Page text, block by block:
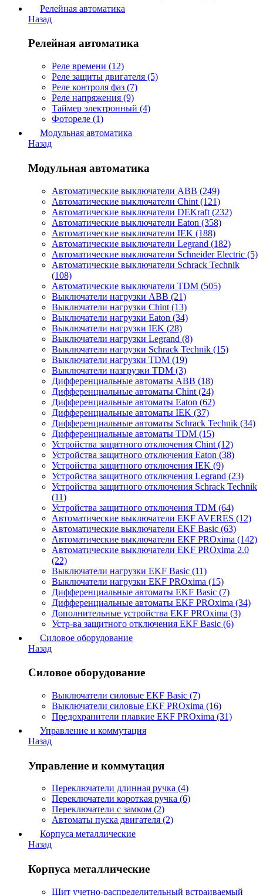
Релейная автоматика
Назад
Релейная автоматика
Реле времени (12)
Реле защиты двигателя (5)
Реле контроля фаз (7)
Реле напряжения (9)
Таймер электронный (4)
Фотореле (1)
Модульная автоматика
Назад
Модульная автоматика
Автоматические выключатели ABB (249)
Автоматические выключатели Chint (121)
Автоматические выключатели DEKraft (232)
Автоматические выключатели Eaton (358)
Автоматические выключатели IEK (188)
Автоматические выключатели Legrand (182)
Автоматические выключатели Schneider Electric (5)
Автоматические выключатели Schrack Technik
(108)
Автоматические выключатели TDM (505)
Выключатели нагрузки ABB (21)
Выключатели нагрузки Chint (13)
Выключатели нагрузки Eaton (34)
Выключатели нагрузки IEK (28)
Выключатели нагрузки Legrand (8)
Выключатели нагрузки Schrack Technik (15)
Выключатели нагрузки TDM (19)
Выключатели назгрузки TDM (3)
Дифференциальные автоматы ABB (18)
Дифференциальные автоматы Chint (24)
Дифференциальные автоматы Eaton (62)
Дифференциальные автоматы IEK (37)
Дифференциальные автоматы Schrack Technik (34)
Дифференциальные автоматы TDM (15)
Устройства защитного отключения Chint (12)
Устройства защитного отключения Eaton (38)
Устройства защитного отключения IEK (9)
Устройства защитного отключения Legrand (23)
Устройства защитного отключения Schrack Technik
(11)
Устройства защитного отключения TDM (64)
Автоматические выключатели EKF AVERES (12)
Автоматические выключатели EKF Basic (63)
Автоматические выключатели EKF PROxima (142)
Автоматические выключатели EKF PROxima 2.0
(22)
Выключатели нагрузки EKF Basic (11)
Выключатели нагрузки EKF PROxima (15)
Дифференциальные автоматы EKF Basic (7)
Дифференциальные автоматы EKF PROxima (34)
Дополнительные устройства EKF PROxima (3)
Устр-ва защитного отключения EKF Basic (6)
Силовое оборудование
Назад
Силовое оборудование
Выключатели силовые EKF Basic (7)
Выключатели силовые EKF PROxima (16)
Предохранители плавкие EKF PROxima (31)
Управление и коммутация
Назад
Управление и коммутация
Переключатели длинная ручка (4)
Переключатели короткая ручка (6)
Переключатели с замком (2)
Автоматы пуска двигателя (2)
Корпуса металлические
Назад
Корпуса металлические
Щит учетно-распределительный встраиваемый